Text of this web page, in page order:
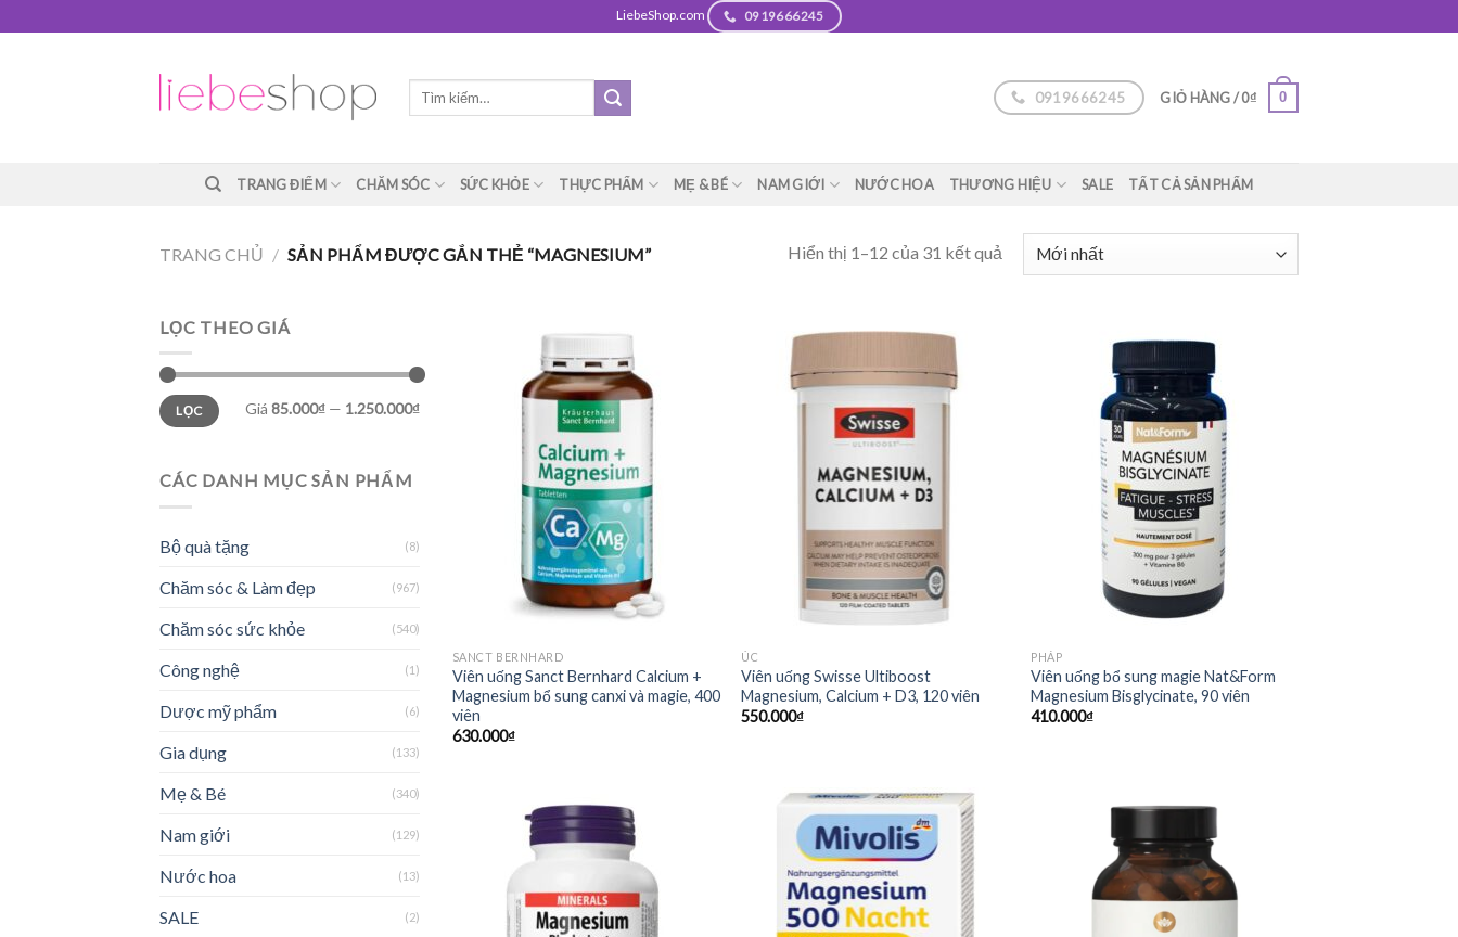
to
LiebeShop.com 0919666245
Tìm
0919666245 GIỎ HÀNG /0₫ 0
TRANG ĐIỂM CHĂM SÓC SỨC KHỎE THỰC PHẨM MẸ & BÉ NAM GIỚI NƯỚC HOA THƯƠNG HIỆU SALE TẤT CẢ SẢN PHẨM
TRANG CHỦ / SẢN PHẨM ĐƯỢC GẮN THẺ “MAGNESIUM” Hiển thị 1–12 của 31 kết quả
LỌC THEO GIÁ
LỌC Giá 85.000₫ — 1.250.000₫
CÁC DANH MỤC SẢN PHẨM
Bộ quà tặng (8)
Chăm sóc & Làm đẹp (967)
Chăm sóc sức khỏe (540)
Công nghệ (1)
Dược mỹ phẩm (6)
Gia dụng (133)
Mẹ & Bé (340)
Nam giới (129)
Nước hoa (13)
SALE (2)
SANCT BERNHARD
Viên uống Sanct Bernhard Calcium +
Magnesium bổ sung canxi và magie, 400
viên
630.000₫
ÚC
Viên uống Swisse Ultiboost
Magnesium, Calcium + D3, 120 viên
550.000₫
PHÁP
Viên uống bổ sung magie Nat&Form
Magnesium Bisglycinate, 90 viên
410.000₫